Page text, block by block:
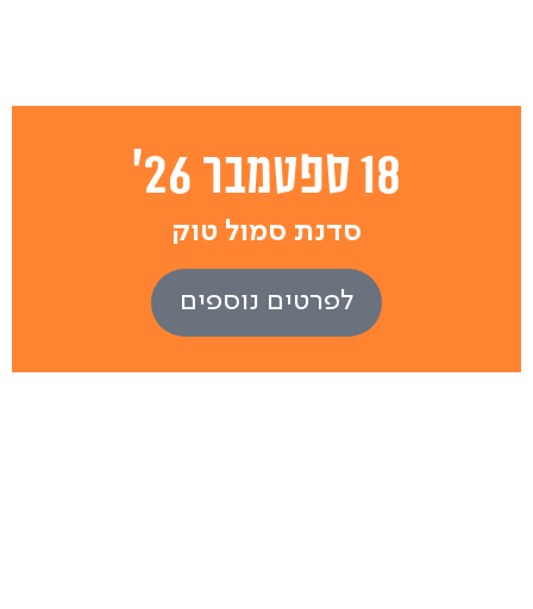
18 ספטמבר 26'
סדנת סמול טוק
לפרטים נוספים